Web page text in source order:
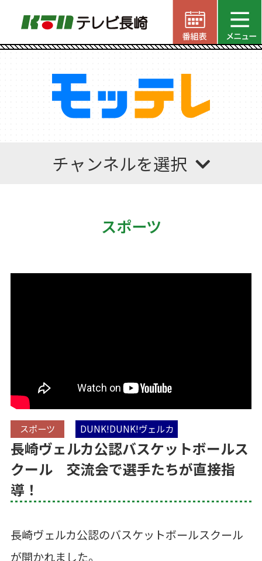
チャンネルを選択
スポーツ
スポーツ DUNK!DUNK!ヴェルカ
長崎ヴェルカ公認バスケットボールス
クール 交流会で選手たちが直接指
導！
長崎ヴェルカ公認のバスケットボールスクール
が開かれました。